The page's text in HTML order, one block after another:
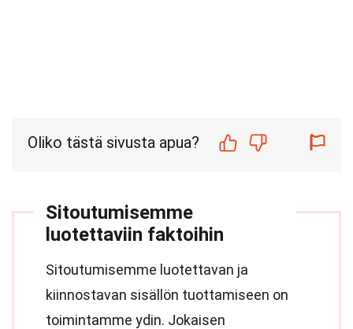
Oliko tästä sivusta apua?
Sitoutumisemme
luotettaviin faktoihin
Sitoutumisemme luotettavan ja
kiinnostavan sisällön tuottamiseen on
toimintamme ydin. Jokaisen